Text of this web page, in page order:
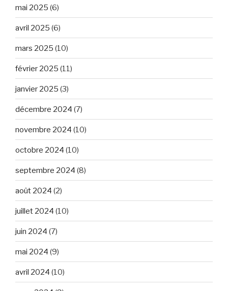
mai 2025 (6)
avril 2025 (6)
mars 2025 (10)
février 2025 (11)
janvier 2025 (3)
décembre 2024 (7)
novembre 2024 (10)
octobre 2024 (10)
septembre 2024 (8)
août 2024 (2)
juillet 2024 (10)
juin 2024 (7)
mai 2024 (9)
avril 2024 (10)